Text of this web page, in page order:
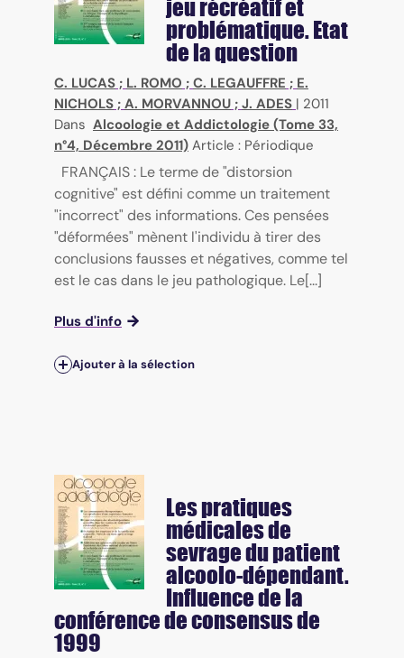
jeu récréatif et
problématique. Etat
de la question
C. LUCAS ; L. ROMO ; C. LEGAUFFRE ; E.
NICHOLS ; A. MORVANNOU ; J. ADES | 2011
Dans Alcoologie et Addictologie (Tome 33,
n°4, Décembre 2011) Article : Périodique
FRANÇAIS : Le terme de "distorsion
cognitive" est défini comme un traitement
"incorrect" des informations. Ces pensées
"déformées" mènent l'individu à tirer des
conclusions fausses et négatives, comme tel
est le cas dans le jeu pathologique. Le[...]
Plus d'info
Ajouter à la sélection
Les pratiques
médicales de
sevrage du patient
alcoolo-dépendant.
Influence de la
conférence de consensus de
1999